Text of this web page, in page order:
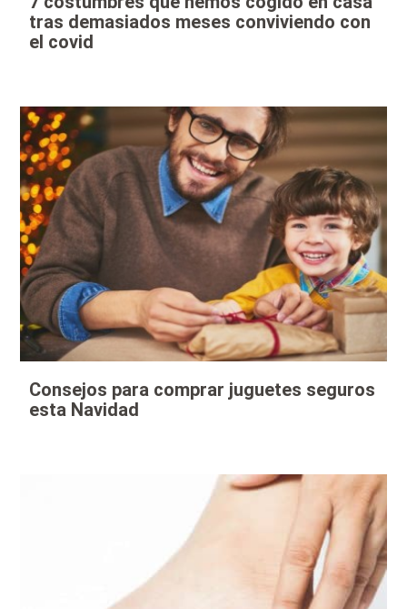
tras demasiados meses conviviendo con
el covid
Consejos para comprar juguetes seguros
esta Navidad